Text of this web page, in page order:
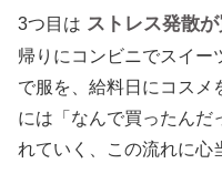
3つ目は ストレス発散
帰りにコンビニでスイー
で服を、給料日にコスメ
には「なんで買ったんだ
れていく、この流れに心